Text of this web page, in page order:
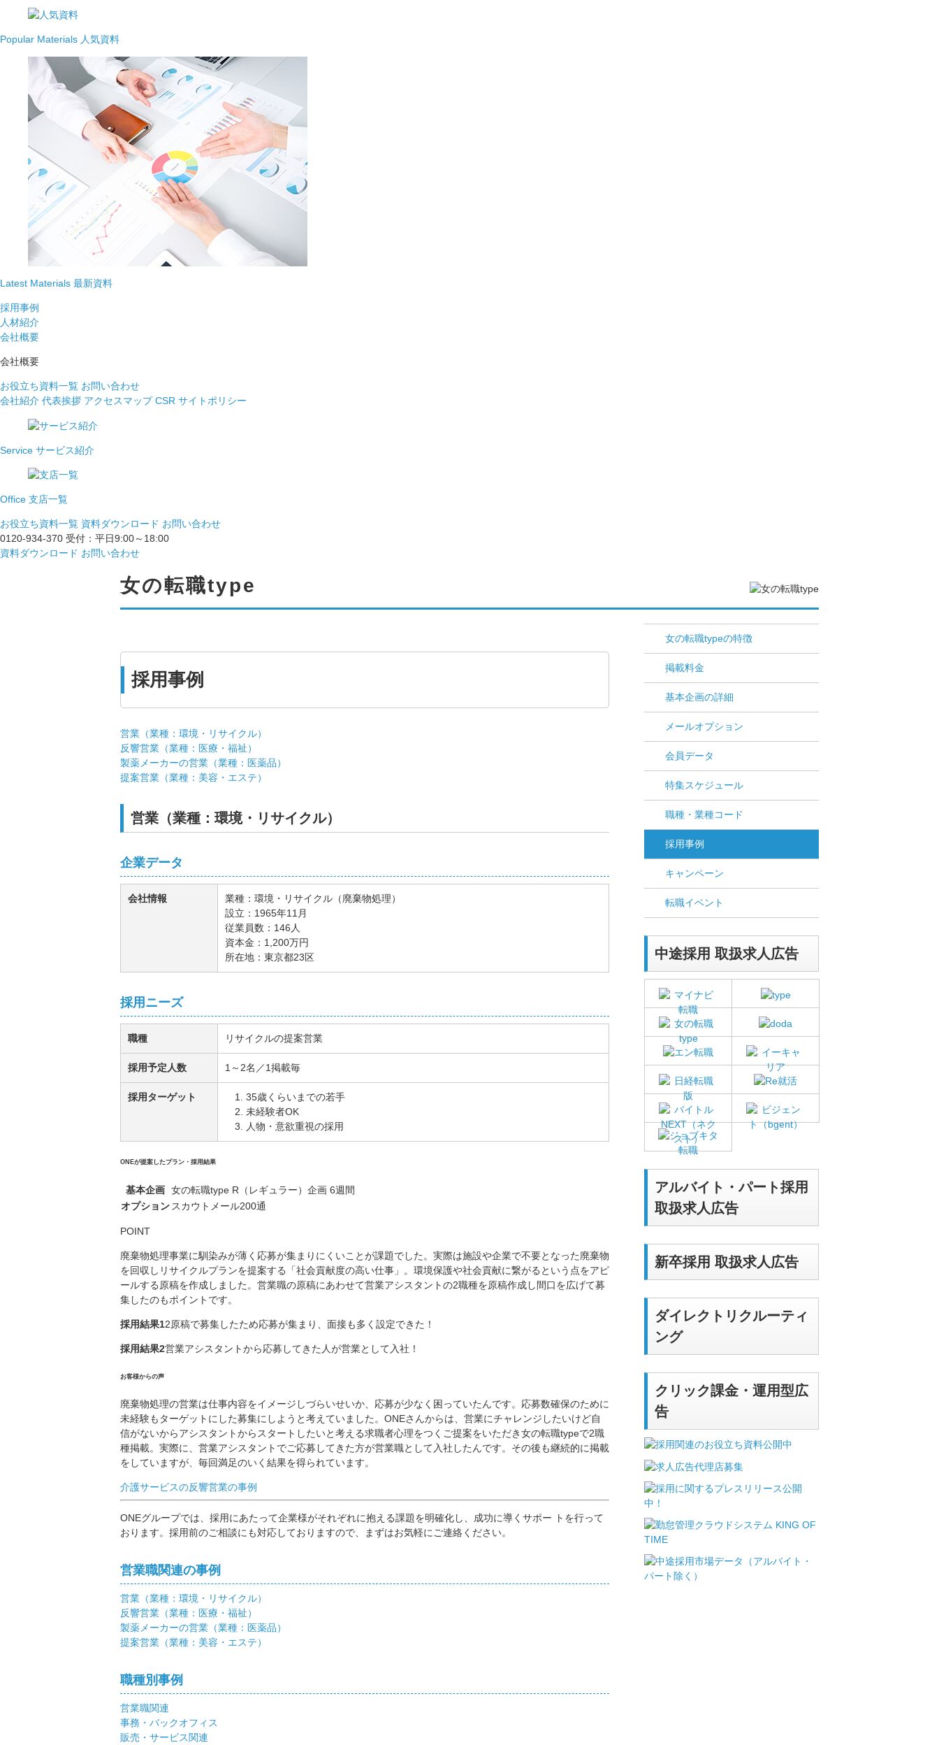
Popular Materials 人気資料
Latest Materials 最新資料
採用事例
人材紹介
会社概要
会社概要
お役立ち資料一覧 お問い合わせ
会社紹介 代表挨拶 アクセスマップ CSR サイトポリシー
Service サービス紹介
Office 支店一覧
お役立ち資料一覧 資料ダウンロード お問い合わせ
0120-934-370 受付：平日9:00～18:00
資料ダウンロード お問い合わせ
女の転職type
採用事例
営業（業種：環境・リサイクル）
反響営業（業種：医療・福祉）
製薬メーカーの営業（業種：医薬品）
提案営業（業種：美容・エステ）
営業（業種：環境・リサイクル）
企業データ
会社情報
業種：環境・リサイクル（廃棄物処理）
設立：1965年11月
従業員数：146人
資本金：1,200万円
所在地：東京都23区
採用ニーズ
職種 リサイクルの提案営業
採用予定人数 1～2名／1掲載毎
採用ターゲット
35歳くらいまでの若手
未経験者OK
人物・意欲重視の採用
ONEが提案したプラン・採用結果
基本企画 女の転職type R（レギュラー）企画 6週間
オプション スカウトメール200通
POINT
廃棄物処理事業に馴染みが薄く応募が集まりにくいことが課題でした。実際は施設や企業で不要となった廃棄物
を回収しリサイクルプランを提案する「社会貢献度の高い仕事」。環境保護や社会貢献に繋がるという点をアピ
ールする原稿を作成しました。営業職の原稿にあわせて営業アシスタントの2職種を原稿作成し間口を広げて募
集したのもポイントです。
採用結果12原稿で募集したため応募が集まり、面接も多く設定できた！
採用結果2営業アシスタントから応募してきた人が営業として入社！
お客様からの声
廃棄物処理の営業は仕事内容をイメージしづらいせいか、応募が少なく困っていたんです。応募数確保のために
未経験もターゲットにした募集にしようと考えていました。ONEさんからは、営業にチャレンジしたいけど自
信がないからアシスタントからスタートしたいと考える求職者心理をつくご提案をいただき女の転職typeで2職
種掲載。実際に、営業アシスタントでご応募してきた方が営業職として入社したんです。その後も継続的に掲載
をしていますが、毎回満足のいく結果を得られています。
介護サービスの反響営業の事例
ONEグループでは、採用にあたって企業様がそれぞれに抱える課題を明確化し、成功に導くサポー トを行って
おります。採用前のご相談にも対応しておりますので、まずはお気軽にご連絡ください。
営業職関連の事例
営業（業種：環境・リサイクル）
反響営業（業種：医療・福祉）
製薬メーカーの営業（業種：医薬品）
提案営業（業種：美容・エステ）
職種別事例
営業職関連
事務・バックオフィス
販売・サービス関連
女の転職typeの特徴
掲載料金
基本企画の詳細
メールオプション
会員データ
特集スケジュール
職種・業種コード
採用事例
キャンペーン
転職イベント
中途採用 取扱求人広告
アルバイト・パート採用
取扱求人広告
新卒採用 取扱求人広告
ダイレクトリクルーティ
ング
クリック課金・運用型広
告